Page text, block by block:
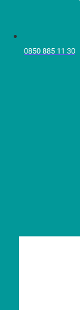
0850 885 11 30